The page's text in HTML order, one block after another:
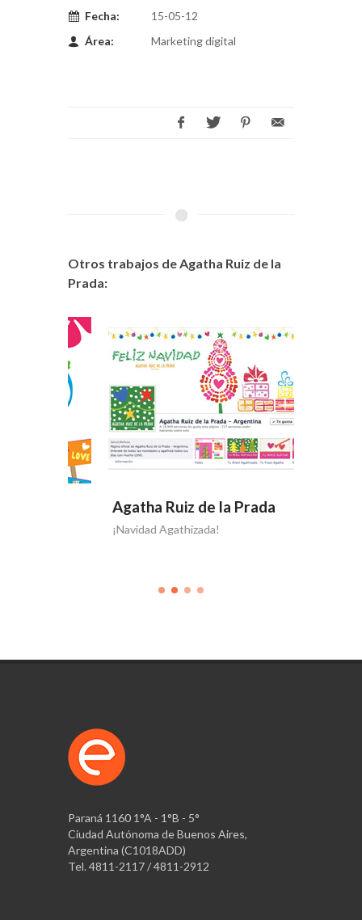
Fecha:
15-05-12
Área:
Marketing digital
Otros trabajos de Agatha Ruiz de la
Prada:
Agatha Ruiz de la Prada
¡Navidad Agathizada!
Paraná 1160 1°A - 1°B - 5°
Ciudad Autónoma de Buenos Aires,
Argentina (C1018ADD)
Tel. 4811-2117 / 4811-2912